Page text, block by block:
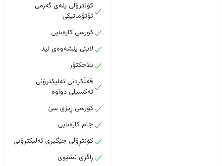
کۆنترۆڵی پلەی گەرمی
ئۆتۆماتیکی
کورسی کارەبایی
لایتی پێشەوەی لید
بلاجکتۆر
قفڵکردنی ئەلیکترۆنی
ئەکسیلی دواوە
کورسی ڕیزی سێ
جام کارەبایی
کۆنتڕۆڵی جێگیری ئەلیکترۆنی
ڕاگری نشێوی